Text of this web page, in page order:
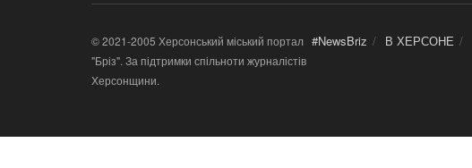
#NewsBriz В ХЕРСОНЕ
© 2021-2005 Херсонський міський портал
"Бріз". За підтримки спільноти журналістів
Херсонщини.